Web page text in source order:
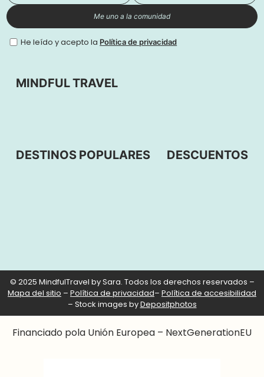
Me uno a la comunidad
He leído y acepto la Política de privacidad
MINDFUL TRAVEL
DESTINOS POPULARES DESCUENTOS
© 2025 MindfulTravel by Sara. Todos los derechos reservados –
Mapa del sitio – Política de privacidad– Política de accesibilidad
– Stock images byDepositphotos
Financiado pola Unión Europea – NextGenerationEU